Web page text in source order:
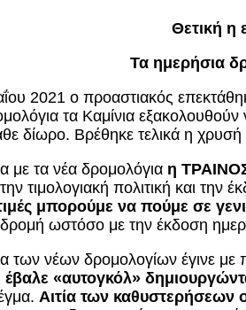
Θετική η
Τα ημερήσια
2021 ο προαστιακός
τα Καμίνια
δίωρο. Βρέθηκε τελικά η
με τα νέα δρομολόγια η
τιμολογιακή πολιτική και
μπορούμε να πούμε σε
ωστόσο με την έκδοση
των νέων δρομολογίων έγινε με
έβαλε «αυτογκόλ»
Αιτία των καθυστερήσεων